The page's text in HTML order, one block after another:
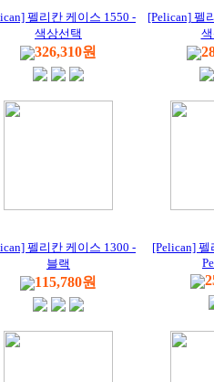
펠리칸 케이스 1550 -
색상선택
326,310원
[Pelican] 펠
펠리칸 케이스 1300 -
블랙
115,780원
[Pelican]